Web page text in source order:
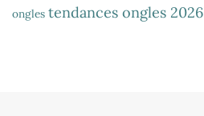
ongles tendances ongles 2026